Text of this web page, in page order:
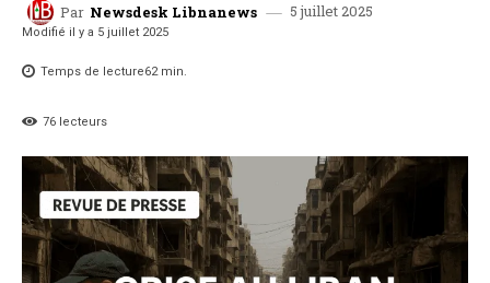
Par Newsdesk Libnanews 5 juillet 2025
Modifié il y a 5 juillet 2025
Temps de lecture62min.
76 lecteurs